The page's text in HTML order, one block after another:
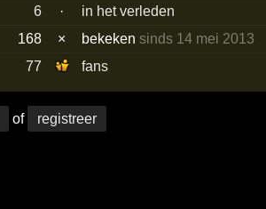
6
·
in het verleden
168
× bekekensinds 14 mei 2013
77
fans
of registreer